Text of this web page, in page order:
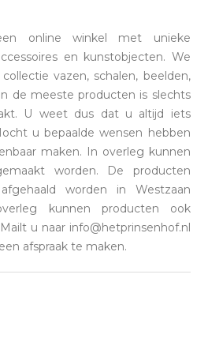
online winkel met unieke
en kunstobjecten. We
vazen, schalen, beelden,
de meeste producten is slechts
U weet dus dat u altijd iets
u bepaalde wensen hebben
maken. In overleg kunnen
worden. De producten
worden in Westzaan
kunnen producten ook
u naar info@hetprinsenhof.nl
afspraak te maken.